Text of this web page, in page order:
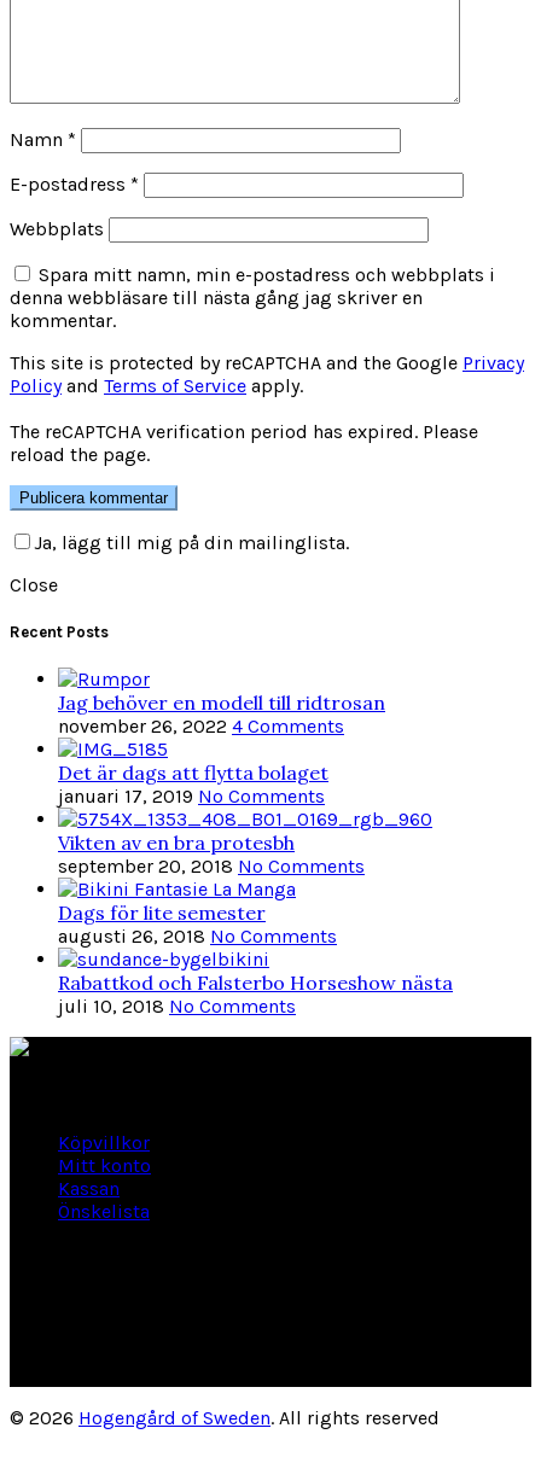
Namn *
E-postadress *
Webbplats
Spara mitt namn, min e-postadress och webbplats i
denna webbläsare till nästa gång jag skriver en
kommentar.
This site is protected by reCAPTCHA and the Google Privacy
Policyand Terms of Service apply.
The reCAPTCHA verification period has expired. Please
reload the page.
Ja, lägg till mig på din mailinglista.
Close
Recent Posts
Jag behöver en modell till ridtrosan
november 26, 2022 4 Comments
Det är dags att flytta bolaget
januari 17, 2019 No Comments
Vikten av en bra protesbh
september 20, 2018 No Comments
Dags för lite semester
augusti 26, 2018 No Comments
Rabattkod och Falsterbo Horseshow nästa
juli 10, 2018 No Comments
Köpvillkor
Mitt konto
Kassan
Önskelista
© 2026 Hogengård of Sweden. All rights reserved